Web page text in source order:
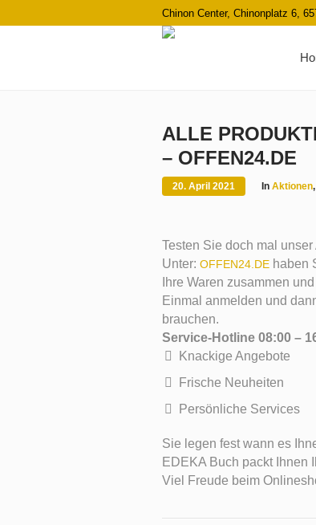
Chinon Center, Chinonplatz 6,
ALLE
– OFFEN24.DE
20. April 2021 In Aktionen,
Testen Sie doch mal
Unter: OFFEN24.DE haben
Ihre Waren zusammen
Einmal anmelden und
brauchen.
Service-Hotline 08:00 –
Knackige Angebote
Frische Neuheiten
Persönliche Services
Sie legen fest wann es
EDEKA Buch packt Ihnen
Viel Freude beim